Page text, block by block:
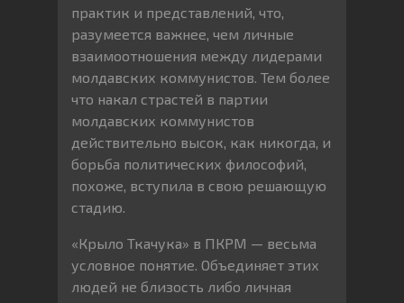
практик и представлений, что,
разумеется важнее, чем личные
взаимоотношения между лидерами
молдавских коммунистов. Тем более
что накал страстей в партии
молдавских коммунистов
действительно высок, как никогда, и
борьба политических философий,
похоже, вступила в свою решающую
стадию.
«Крыло Ткачука» в ПКРМ — весьма
условное понятие. Объединяет этих
людей не близость либо личная